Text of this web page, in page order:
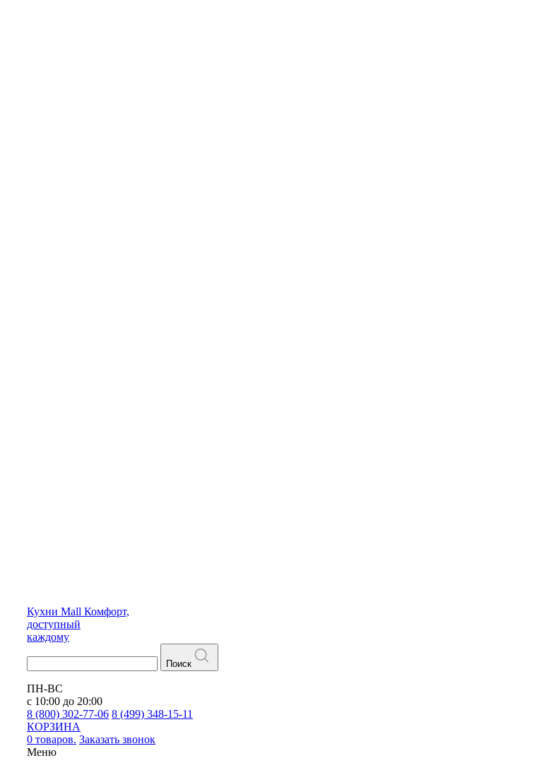
Кухни Mall Комфорт,
доступный
каждому
Поиск
ПН-ВС
с 10:00 до 20:00
8 (800) 302-77-06 8 (499) 348-15-11
КОРЗИНА
0 товаров. Заказать звонок
Меню